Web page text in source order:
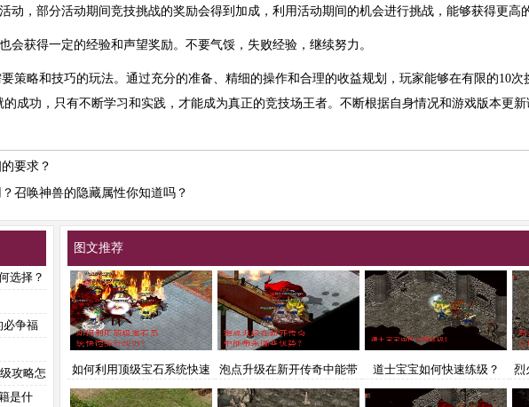
动，部分活动期间竞技挑战的奖励会得到加成，利用活动期间的机会进行挑战，能够获得更高
会获得一定的经验和声望奖励。不要气馁，失败经验，继续努力。
策略和技巧的玩法。通过充分的准备、精细的操作和合理的收益规划，玩家能够在有限的10次
成功，只有不断学习和实践，才能成为真正的竞技场王者。不断根据自身情况和游戏版本更
要求？
召唤神兽的隐藏属性你知道吗？
选择？
必争福
攻略怎
是什
图文推荐
如何利用顶级宝石系统快速
提升战力？
泡点升级在新开传奇中能带
来哪些优势？
道士宝宝如何快速练级？
烈